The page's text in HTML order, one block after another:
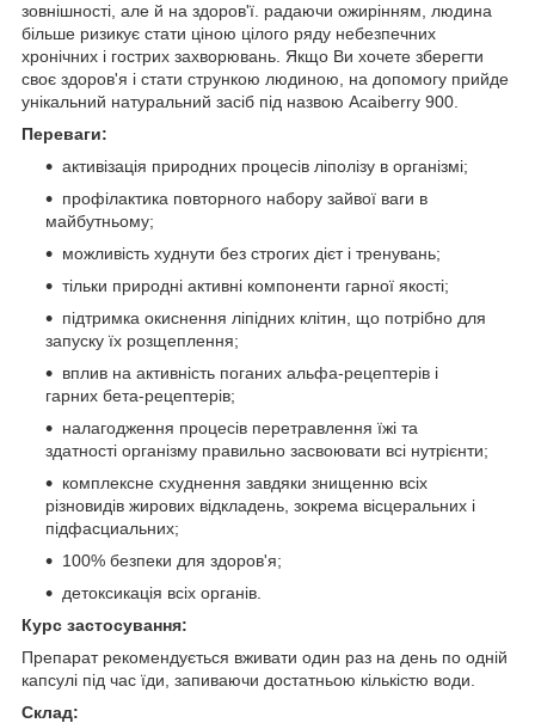
зовнішності, але й на здоров'ї. радаючи ожирінням, людина
більше ризикує стати ціною цілого ряду небезпечних
хронічних і гострих захворювань. Якщо Ви хочете зберегти
своє здоров'я і стати стрункою людиною, на допомогу прийде
унікальний натуральний засіб під назвою Acaiberry 900.
Переваги:
активізація природних процесів ліполізу в організмі;
профілактика повторного набору зайвої ваги в
майбутньому;
можливість худнути без строгих дієт і тренувань;
тільки природні активні компоненти гарної якості;
підтримка окиснення ліпідних клітин, що потрібно для
запуску їх розщеплення;
вплив на активність поганих альфа-рецептерів і
гарних бета-рецептерів;
налагодження процесів перетравлення їжі та
здатності організму правильно засвоювати всі нутрієнти;
комплексне схуднення завдяки знищенню всіх
різновидів жирових відкладень, зокрема вісцеральних і
підфасциальних;
100% безпеки для здоров'я;
детоксикація всіх органів.
Курс застосування:
Препарат рекомендується вживати один раз на день по одній
капсулі під час їди, запиваючи достатньою кількістю води.
Склад: